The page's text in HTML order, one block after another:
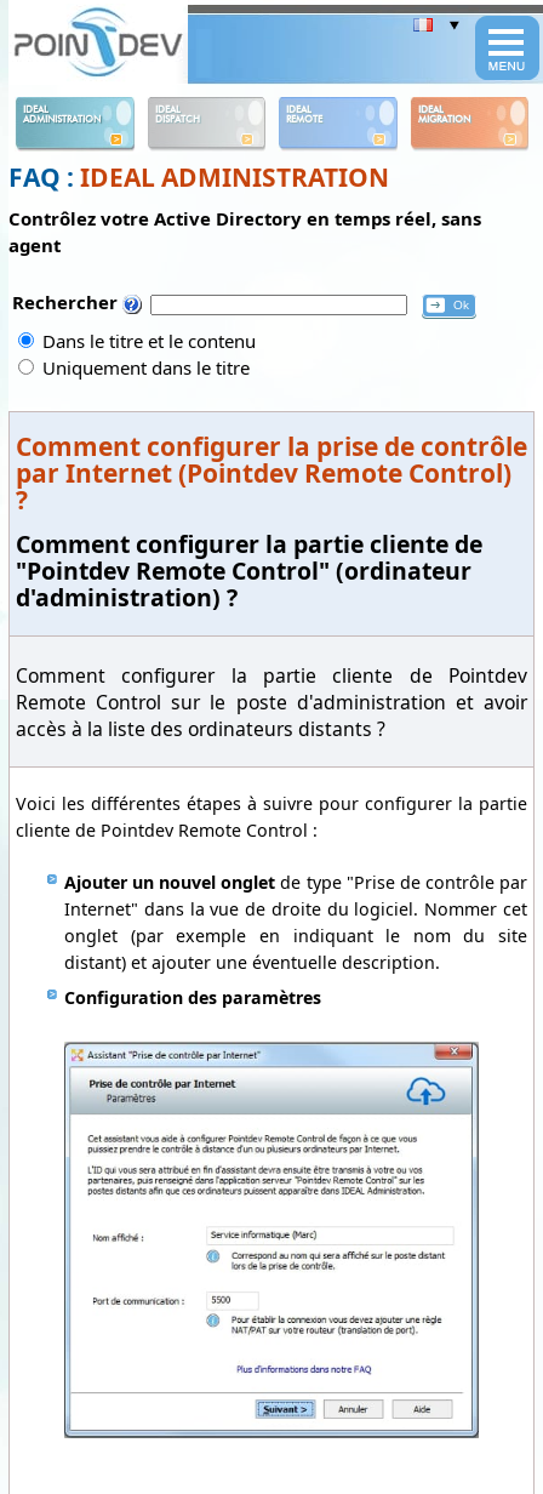
IDEAL
ADMINISTRATION
IDEAL
DISPATCH
IDEAL
REMOTE
IDEAL
MIGRATION
FAQ : IDEAL ADMINISTRATION
Contrôlez votre Active Directory en temps réel, sans
agent
Rechercher
Dans le titre et le contenu
Uniquement dans le titre
Comment configurer la prise de contrôle
par Internet (Pointdev Remote Control)
?
Comment configurer la partie cliente de
"Pointdev Remote Control" (ordinateur
d'administration) ?
Comment configurer la partie cliente de Pointdev
Remote Control sur le poste d'administration et avoir
accès à la liste des ordinateurs distants ?
Voici les différentes étapes à suivre pour configurer la partie
cliente de Pointdev Remote Control :
Ajouter un nouvel onglet de type "Prise de contrôle par
Internet" dans la vue de droite du logiciel. Nommer cet
onglet (par exemple en indiquant le nom du site
distant) et ajouter une éventuelle description.
Configuration des paramètres
Panneau de gestion des cookies